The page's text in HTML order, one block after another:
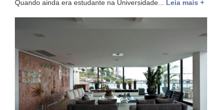
Quando ainda era estudante na Universidade... Leia mais +